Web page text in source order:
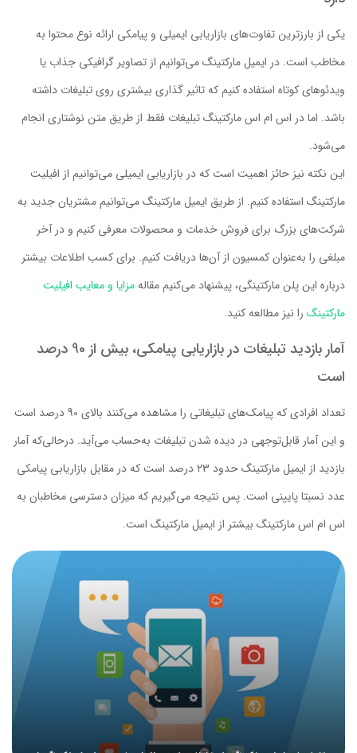
یکی از بارزترین تفاوت‌های بازاریابی ایمیلی و پیامکی ارائه نوع محتوا به
مخاطب است. در ایمیل مارکتینگ می‌توانیم از تصاویر گرافیکی جذاب یا
ویدئوهای کوتاه استفاده کنیم که تاثیر گذاری بیشتری روی تبلیغات داشته
باشد. اما در اس ام اس مارکتینگ تبلیغات فقط از طریق متن نوشتاری انجام
می‌شود.
این نکته نیز حائز اهمیت است که در بازاریابی ایمیلی می‌توانیم از افیلیت
مارکتینگ استفاده کنیم. از طریق ایمیل مارکتینگ می‌توانیم مشتریان جدید به
شرکت‌های بزرگ برای فروش خدمات و محصولات معرفی کنیم و در آخر
مبلغی را به‌عنوان کمسیون از آن‌ها دریافت کنیم. برای کسب اطلاعات بیشتر
درباره این پلن مارکتینگی، پیشنهاد می‌کنیم مقالهمزایا و معایب افیلیت
مارکتینگ را نیز مطالعه کنید.
آمار بازدید تبلیغات در بازاریابی پیامکی، بیش از 90 درصد
است
تعداد افرادی که پیامک‌های تبلیغاتی را مشاهده می‌کنند بالای 90 درصد است
و این آمار قابل‌توجهی در دیده شدن تبلیغات به‌حساب می‌آید. درحالی‌که آمار
بازدید از ایمیل مارکتینگ حدود 23 درصد است که در مقابل بازاریابی پیامکی
عدد نسبتا پایینی است. پس نتیجه می‌گیریم که میزان دسترسی مخاطبان به
اس ام اس مارکتینگ بیشتر از ایمیل مارکتینگ است.